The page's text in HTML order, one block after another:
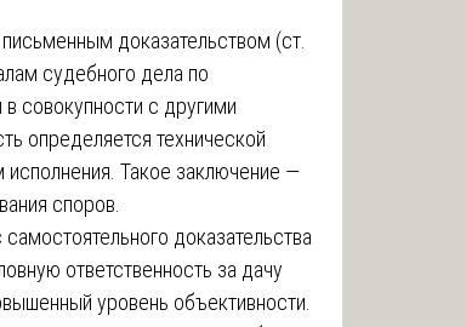
письменным доказательством (ст.
судебного дела по
совокупности с другими
определяется технической
Такое заключение —
споров.
доказательства
ответственность за дачу
уровень объективности.